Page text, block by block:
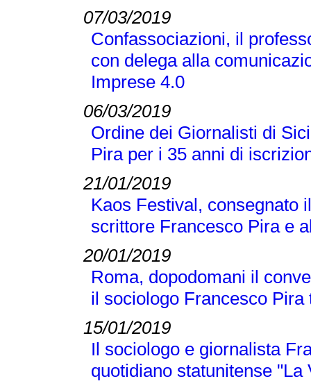
07/03/2019
Confassociazioni, il
con delega alla
Imprese 4.0
06/03/2019
Ordine dei Giornalisti di
Pira per i 35 anni di
21/01/2019
Kaos Festival, consegnato
scrittore Francesco Pira e
20/01/2019
Roma, dopodomani il
il sociologo Francesco Pira
15/01/2019
Il sociologo e giornalista
quotidiano statunitense "La